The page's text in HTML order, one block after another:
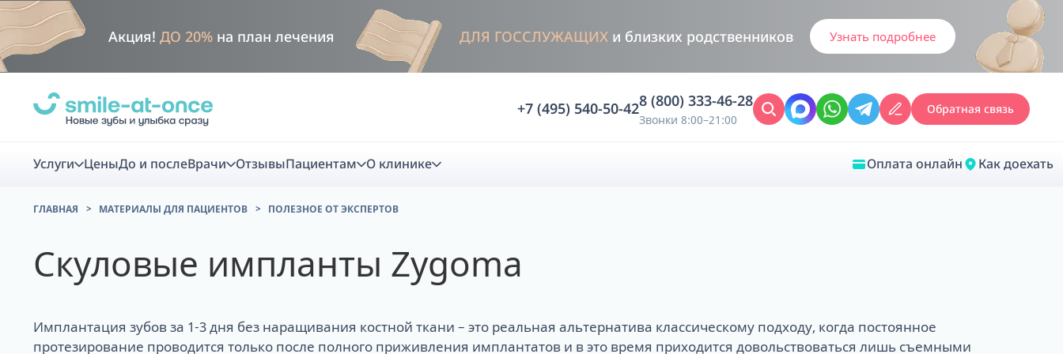
Акция!ДО 20% на план лечения ДЛЯ ГОССЛУЖАЩИХ и близких родственников Узнать подробнее
+7 (495) 540-50-428 (800) 333-46-28
Звонки 8:00–21:00
Обратная связь
Услуги ЦеныДо и послеВрачи ОтзывыПациентам О клинике Оплата онлайн Как доехать
Цифровая диагностика
скидка
Smile VR - анализ клинической копии
Анализ жевательной функции
Occlusence
Диагностика прикуса в динамике -
Врачебный консилиум онлайн
Диагностика анестезиолога-
ГЛАВНАЯ МАТЕРИАЛЫ ДЛЯ ПАЦИЕНТОВ ПОЛЕЗНОЕ ОТ ЭКСПЕРТОВ
Скуловые импланты Zygoma
Имплантация зубов за 1-3 дня без наращивания костной ткани – это реальная альтернатива классическому подходу, когда постоянное
протезирование проводится только после полного приживления имплантатов и в это время приходится довольствоваться лишь съемными